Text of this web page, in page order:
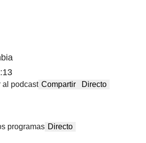
al podcast Compartir Directo
programas Directo